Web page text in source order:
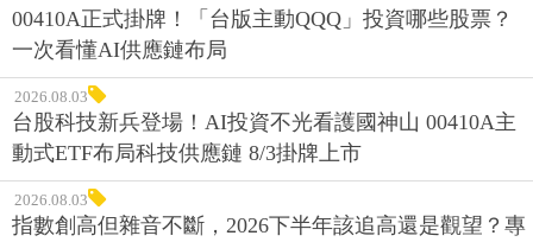
00410A正式掛牌！「台版主動QQQ」投資哪些股票？
一次看懂AI供應鏈布局
2026.08.03
台股科技新兵登場！AI投資不光看護國神山 00410A主
動式ETF布局科技供應鏈 8/3掛牌上市
2026.08.03
指數創高但雜音不斷，2026下半年該追高還是觀望？專